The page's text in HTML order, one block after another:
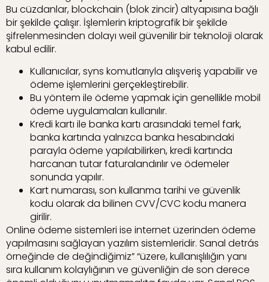
Bu cüzdanlar, blockchain (blok zincir) altyapısına bağlı
bir şekilde çalışır. İşlemlerin kriptografik bir şekilde
şifrelenmesinden dolayı weil güvenilir bir teknoloji olarak
kabul edilir.
Kullanıcılar, syns komutlarıyla alışveriş yapabilir ve
ödeme işlemlerini gerçekleştirebilir.
Bu yöntem ile ödeme yapmak için genellikle mobil
ödeme uygulamaları kullanılır.
Kredi kartı ile banka kartı arasındaki temel fark,
banka kartında yalnızca banka hesabındaki
parayla ödeme yapılabilirken, kredi kartında
harcanan tutar faturalandırılır ve ödemeler
sonunda yapılır.
Kart numarası, son kullanma tarihi ve güvenlik
kodu olarak da bilinen CVV/CVC kodu manera
girilir.
Online ödeme sistemleri ise internet üzerinden ödeme
yapılmasını sağlayan yazılım sistemleridir. Sanal detrás
örneğinde de değindiğimiz” “üzere, kullanışlılığın yanı
sıra kullanım kolaylığının ve güvenliğin de son derece